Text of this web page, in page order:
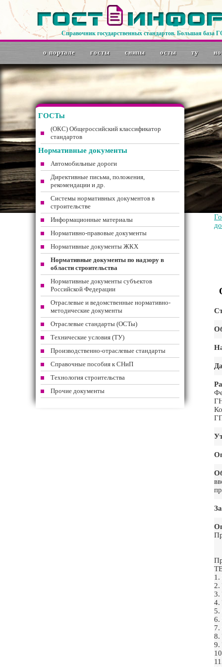
Справочник государственных стандартов. Большая база
о портале госты снипы осты ту
ГОСТы
(ОКС) Общероссийский классификатор
стандартов
Нормативные документы
Автомобильные дороги
Директивные письма, положения,
рекомендации и др.
Системы нормативных документов в
строительстве
Информационные материалы
Нормативно-правовые документы
Нормативные документы ЖКХ
Нормативные документы по надзору в
области строительства
Нормативные документы субъектов
Российской Федерации
Отраслевые и ведомственные нормативно-
методические документы
Отраслевые стандарты (ОСТы)
Технические условия (ТУ)
Производственно-отраслевые стандарты
Справочные пособия к СНиП
Технология строительства
Прочие документы